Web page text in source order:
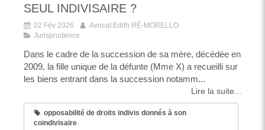
SEUL INDIVISAIRE ?
02 Fév 2026
Avocat Edith RÉ-MORELLO
Jurisprudence
Dans le cadre de la succession de sa mère, décédée en
2009, la fille unique de la défunte (Mme X) a recueilli sur
les biens entrant dans la succession notamm...
Lire la suite...
opposabilité de droits indivis donnés à son
coindivisaire